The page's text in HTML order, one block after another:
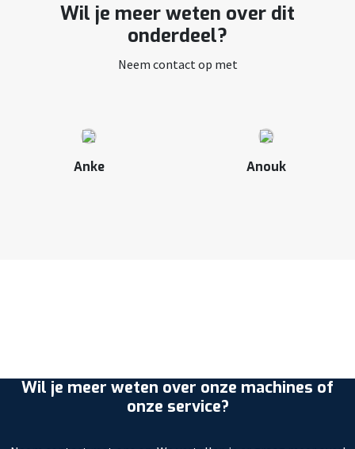
Wil je meer weten over dit
onderdeel?
Neem contact op met
Anke Anouk
Wil je meer weten over onze machines of
onze service?